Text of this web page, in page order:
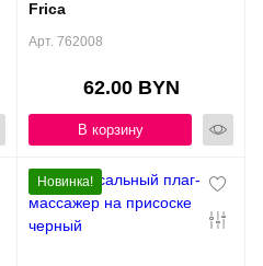
Frica
Арт. 762008
62.00 BYN
В корзину
Новинка!